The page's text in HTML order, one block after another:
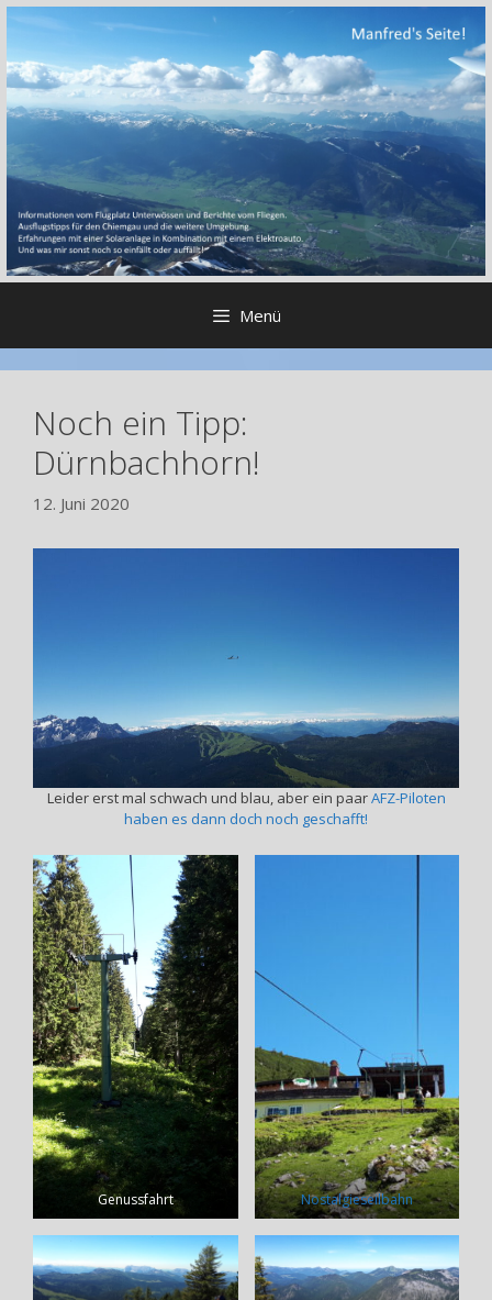
Zum
springen
Menü
Noch ein Tipp:
Dürnbachhorn!
12. Juni 2020
Leider erst mal schwach und blau, aber ein paarAFZ-Piloten
haben es dann doch noch geschafft!
Genussfahrt Nostalgieseilbahn